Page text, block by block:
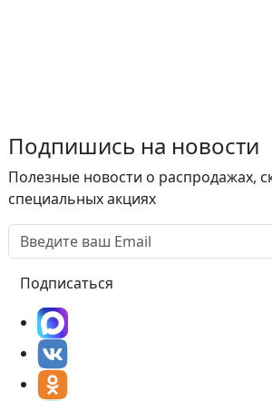
Подпишись на новости
Полезные новости о распродажах,
специальных акциях
Подписаться